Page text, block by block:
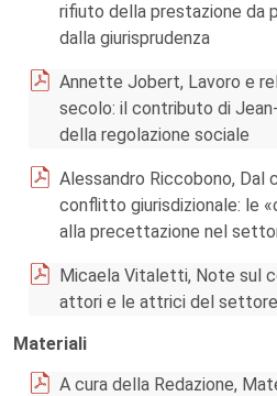
rifiuto della prestazione da
dalla giurisprudenza
Annette Jobert, Lavoro e
secolo: il contributo di
della regolazione sociale
Alessandro Riccobono,
conflitto giurisdizionale: le
alla precettazione nel
Micaela Vitaletti, Note sul
attori e le attrici del
Materiali
A cura della Redazione,